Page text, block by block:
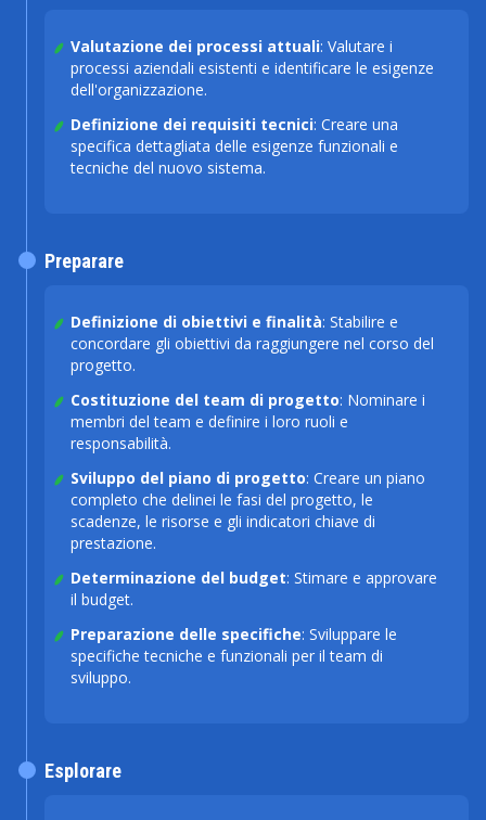
Valutazione dei processi attuali: Valutare i
processi aziendali esistenti e identificare le esigenze
dell'organizzazione.
Definizione dei requisiti tecnici: Creare una
specifica dettagliata delle esigenze funzionali e
tecniche del nuovo sistema.
Definizione di obiettivi e finalità: Stabilire e
concordare gli obiettivi da raggiungere nel corso del
progetto.
Costituzione del team di progetto: Nominare i
membri del team e definire i loro ruoli e
responsabilità.
Sviluppo del piano di progetto: Creare un piano
completo che delinei le fasi del progetto, le
scadenze, le risorse e gli indicatori chiave di
prestazione.
Determinazione del budget: Stimare e approvare
il budget.
Preparazione delle specifiche: Sviluppare le
specifiche tecniche e funzionali per il team di
sviluppo.
Preparare
Esplorare